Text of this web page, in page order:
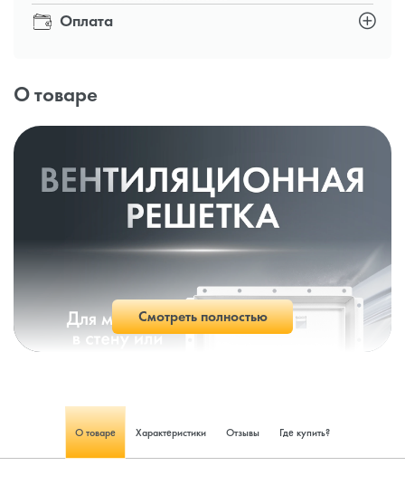
Оплата
О товаре
Смотреть полностью
О товаре Характеристики Отзывы Где купить?